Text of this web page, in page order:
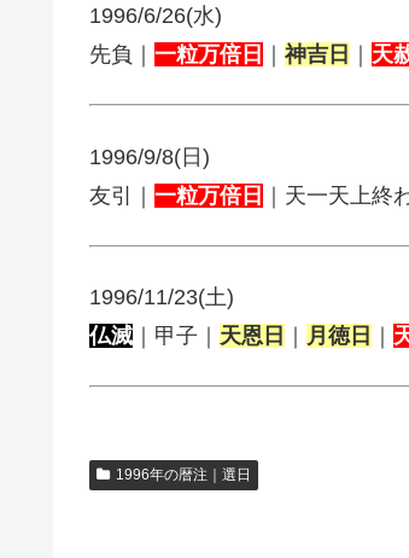
1996/6/26(水)
先負｜ 一粒万倍日 神吉日 天
1996/9/8(日)
友引｜ 一粒万倍日 ｜天一天上終
1996/11/23(土)
仏滅 ｜甲子｜ 天恩日 ｜ 月徳日 ｜
1996年の暦注｜選日